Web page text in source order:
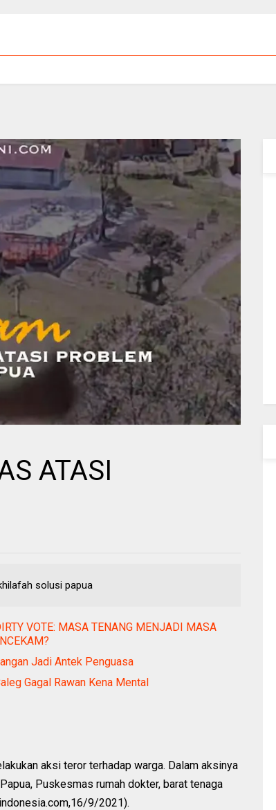
ATASI
solusi papua
VOTE: MASA TENANG MENJADI MASA
Jadi Antek Penguasa
Gagal Rawan Kena Mental
aksi teror terhadap warga. Dalam aksinya
Puskesmas rumah dokter, barat tenaga
9/2021).